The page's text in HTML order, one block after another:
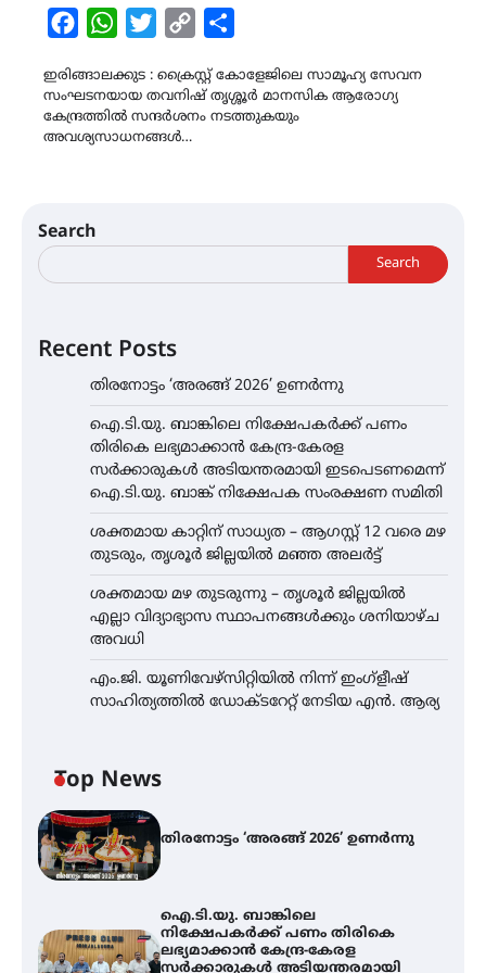
FacebookWhatsAppTwitterCopy
ഇരിങ്ങാലക്കുട : ക്രൈസ്റ്റ് കോളേജിലെ സാമൂഹ്യ സേവന
സംഘടനയായ തവനിഷ് തൃശ്ശൂർ മാനസിക ആരോഗ്യ
കേന്ദ്രത്തിൽ സന്ദർശനം നടത്തുകയും
അവശ്യസാധനങ്ങൾ…
Search
Search
Recent Posts
തിരനോട്ടം ‘അരങ്ങ് 2026’ ഉണർന്നു
ഐ.ടി.യു. ബാങ്കിലെ നിക്ഷേപകർക്ക് പണം
തിരികെ ലഭ്യമാക്കാൻ കേന്ദ്ര-കേരള
സർക്കാരുകൾ അടിയന്തരമായി ഇടപെടണമെന്ന്
ഐ.ടി.യു. ബാങ്ക് നിക്ഷേപക സംരക്ഷണ സമിതി
ശക്തമായ കാറ്റിന് സാധ്യത – ആഗസ്റ്റ് 12 വരെ മഴ
തുടരും, തൃശൂർ ജില്ലയിൽ മഞ്ഞ അലർട്ട്
ശക്തമായ മഴ തുടരുന്നു – തൃശൂർ ജില്ലയിൽ
എല്ലാ വിദ്യാഭ്യാസ സ്ഥാപനങ്ങൾക്കും ശനിയാഴ്ച
അവധി
എം.ജി. യൂണിവേഴ്‌സിറ്റിയിൽ നിന്ന് ഇംഗ്ളീഷ്
സാഹിത്യത്തിൽ ഡോക്ടറേറ്റ് നേടിയ എൻ. ആര്യ
Top News
തിരനോട്ടം ‘അരങ്ങ് 2026’ ഉണർന്നു
ഐ.ടി.യു. ബാങ്കിലെ
നിക്ഷേപകർക്ക് പണം തിരികെ
ലഭ്യമാക്കാൻ കേന്ദ്ര-കേരള
സർക്കാരുകൾ അടിയന്തരമായി